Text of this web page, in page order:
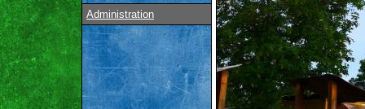
Administration